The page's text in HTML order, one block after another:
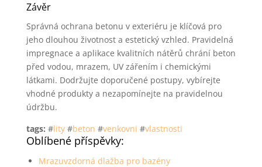
Závěr
Správná ochrana betonu v exteriéru je klíčová pro
jeho dlouhou životnost a estetický vzhled. Pravidelná
impregnace a aplikace kvalitních nátěrů chrání beton
před vodou, mrazem, UV zářením i chemickými
látkami. Dodržujte doporučené postupy, vybírejte
vhodné produkty a nezapomínejte na pravidelnou
údržbu.
tags: #lity#beton #venkovni #vlastnosti
Oblíbené příspěvky:
Mrazuvzdorná dlažba pro bazény